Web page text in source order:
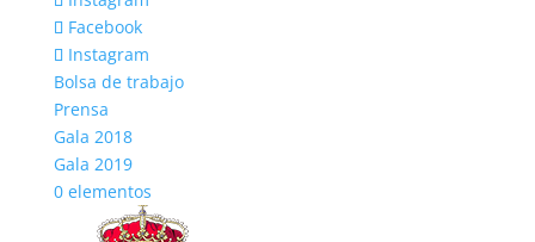
Facebook
Instagram
Bolsa de trabajo
Prensa
Gala 2018
Gala 2019
0 elementos